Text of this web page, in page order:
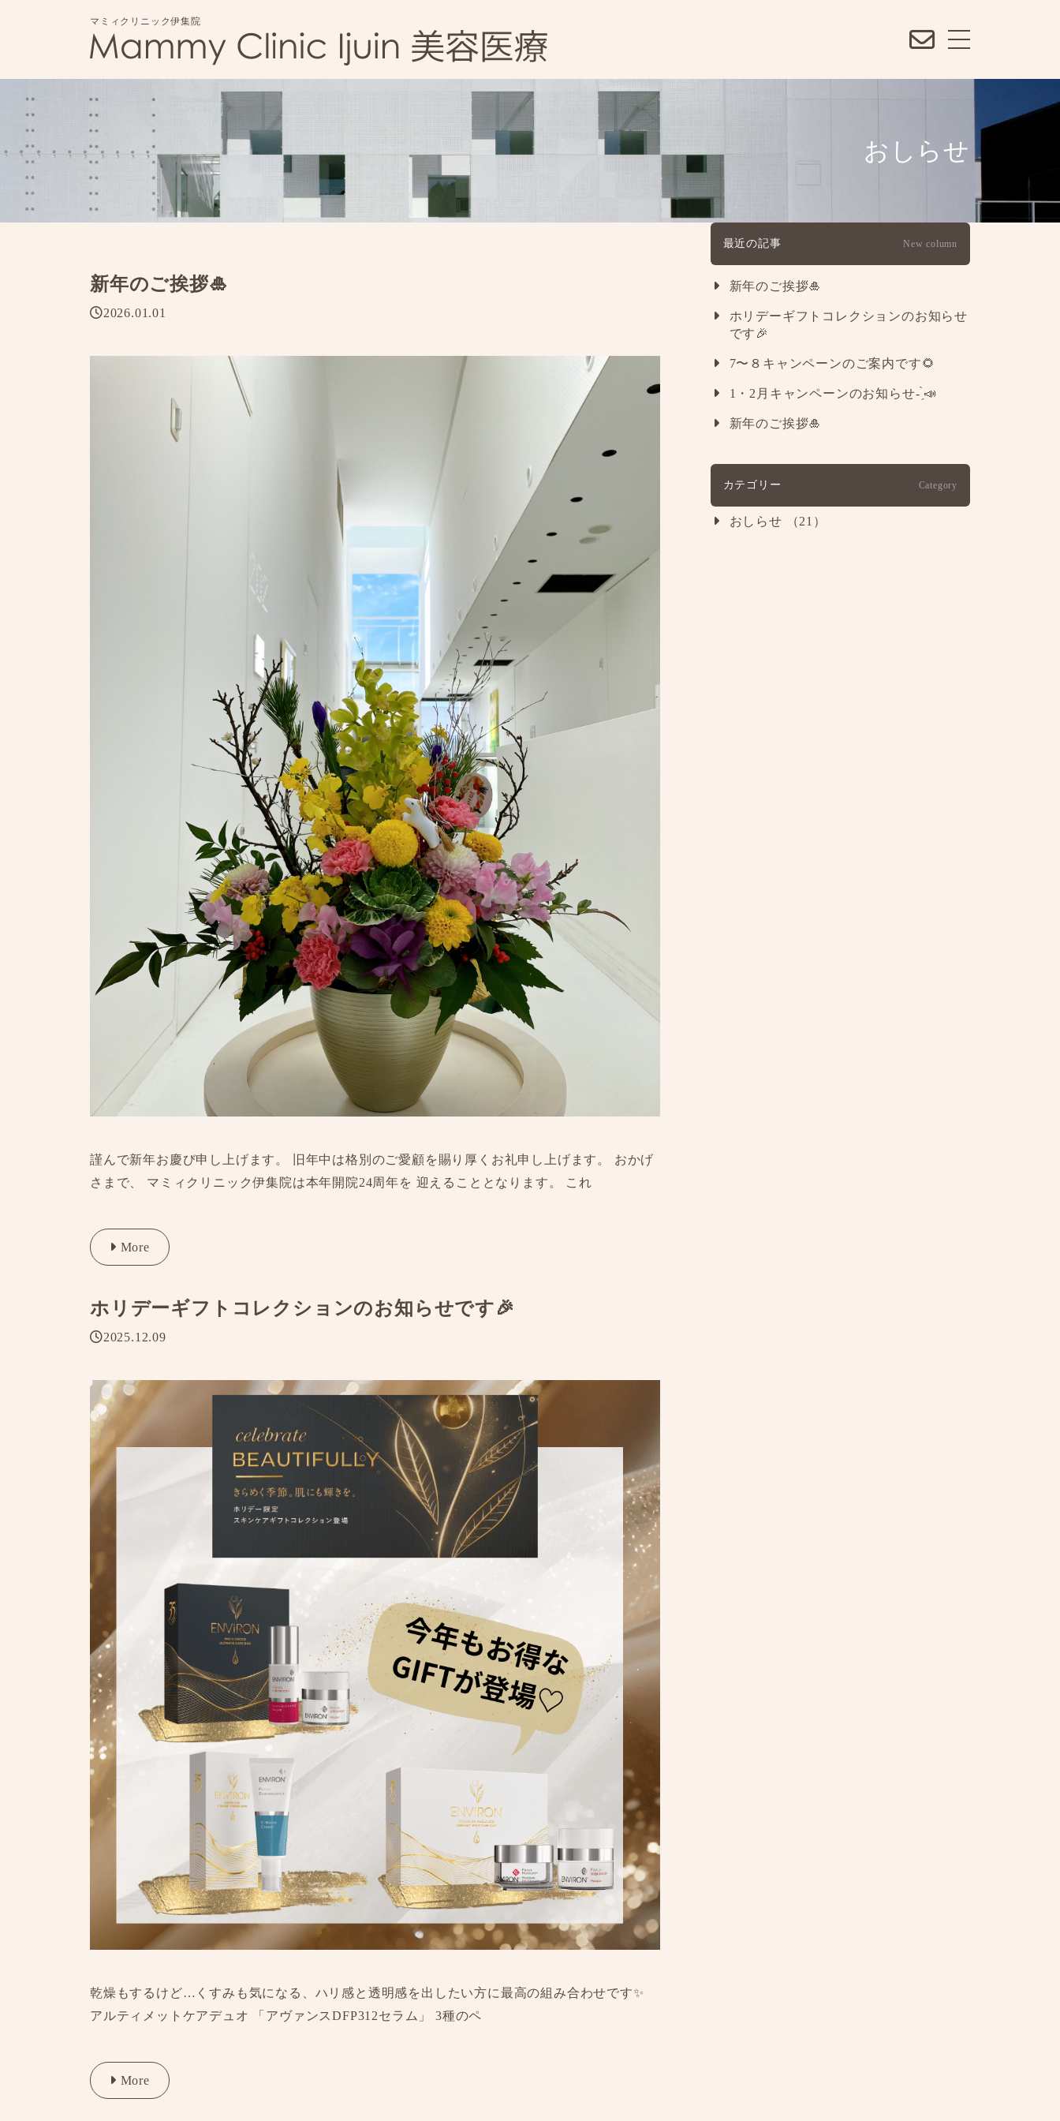
マミィクリニック伊集院
おしらせ
新年のご挨拶🎍
2026.01.01
謹んで新年お慶び申し上げます。 旧年中は格別のご愛顧を賜り厚くお礼申し上げます。 おかげ
さまで、 マミィクリニック伊集院は本年開院24周年を 迎えることとなります。 これ
More
ホリデーギフトコレクションのお知らせです🎉
2025.12.09
乾燥もするけど…くすみも気になる、ハリ感と透明感を出したい方に最高の組み合わせです✨
アルティメットケアデュオ 「アヴァンスDFP312セラム」 3種のペ
More
最近の記事 New column
新年のご挨拶🎍
ホリデーギフトコレクションのお知らせ
です🎉
7〜８キャンペーンのご案内です🌻
1・2月キャンペーンのお知らせ- ̗̀📣
新年のご挨拶🎍
カテゴリー Category
おしらせ （21）